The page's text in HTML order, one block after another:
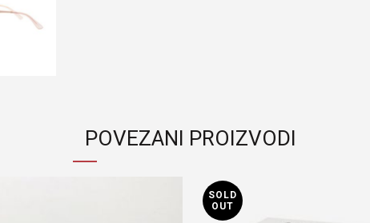
POVEZANI PROIZVODI
SOLD
OUT